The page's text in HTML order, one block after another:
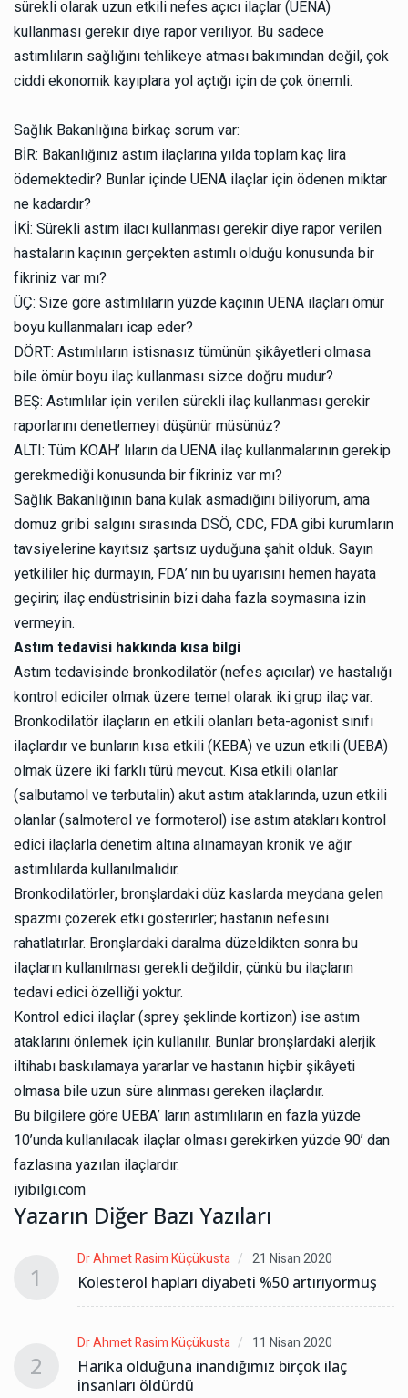
sürekli olarak uzun etkili nefes açıcı ilaçlar (UENA)
kullanması gerekir diye rapor veriliyor. Bu sadece
astımlıların sağlığını tehlikeye atması bakımından değil, çok
ciddi ekonomik kayıplara yol açtığı için de çok önemli.
Sağlık Bakanlığına birkaç sorum var:
BİR: Bakanlığınız astım ilaçlarına yılda toplam kaç lira
ödemektedir? Bunlar içinde UENA ilaçlar için ödenen miktar
ne kadardır?
İKİ: Sürekli astım ilacı kullanması gerekir diye rapor verilen
hastaların kaçının gerçekten astımlı olduğu konusunda bir
fikriniz var mı?
ÜÇ: Size göre astımlıların yüzde kaçının UENA ilaçları ömür
boyu kullanmaları icap eder?
DÖRT: Astımlıların istisnasız tümünün şikâyetleri olmasa
bile ömür boyu ilaç kullanması sizce doğru mudur?
BEŞ: Astımlılar için verilen sürekli ilaç kullanması gerekir
raporlarını denetlemeyi düşünür müsünüz?
ALTI: Tüm KOAH’ lıların da UENA ilaç kullanmalarının gerekip
gerekmediği konusunda bir fikriniz var mı?
Sağlık Bakanlığının bana kulak asmadığını biliyorum, ama
domuz gribi salgını sırasında DSÖ, CDC, FDA gibi kurumların
tavsiyelerine kayıtsız şartsız uyduğuna şahit olduk. Sayın
yetkililer hiç durmayın, FDA’ nın bu uyarısını hemen hayata
geçirin; ilaç endüstrisinin bizi daha fazla soymasına izin
vermeyin.
Astım tedavisi hakkında kısa bilgi
Astım tedavisinde bronkodilatör (nefes açıcılar) ve hastalığı
kontrol ediciler olmak üzere temel olarak iki grup ilaç var.
Bronkodilatör ilaçların en etkili olanları beta-agonist sınıfı
ilaçlardır ve bunların kısa etkili (KEBA) ve uzun etkili (UEBA)
olmak üzere iki farklı türü mevcut. Kısa etkili olanlar
(salbutamol ve terbutalin) akut astım ataklarında, uzun etkili
olanlar (salmoterol ve formoterol) ise astım atakları kontrol
edici ilaçlarla denetim altına alınamayan kronik ve ağır
astımlılarda kullanılmalıdır.
Bronkodilatörler, bronşlardaki düz kaslarda meydana gelen
spazmı çözerek etki gösterirler; hastanın nefesini
rahatlatırlar. Bronşlardaki daralma düzeldikten sonra bu
ilaçların kullanılması gerekli değildir, çünkü bu ilaçların
tedavi edici özelliği yoktur.
Kontrol edici ilaçlar (sprey şeklinde kortizon) ise astım
ataklarını önlemek için kullanılır. Bunlar bronşlardaki alerjik
iltihabı baskılamaya yararlar ve hastanın hiçbir şikâyeti
olmasa bile uzun süre alınması gereken ilaçlardır.
Bu bilgilere göre UEBA’ ların astımlıların en fazla yüzde
10’unda kullanılacak ilaçlar olması gerekirken yüzde 90’ dan
fazlasına yazılan ilaçlardır.
iyibilgi.com
Yazarın Diğer Bazı Yazıları
1
Dr Ahmet Rasim Küçükusta 21 Nisan 2020
Kolesterol hapları diyabeti %50 artırıyormuş
2
Dr Ahmet Rasim Küçükusta 11 Nisan 2020
Harika olduğuna inandığımız birçok ilaç
insanları öldürdü